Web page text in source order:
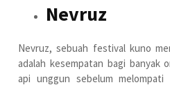
Nevruz
Nevruz, sebuah festival kuno
adalah kesempatan bagi banyak
api unggun sebelum